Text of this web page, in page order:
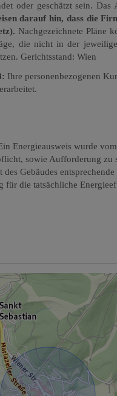
oder geschätzt sein.
darauf hin, dass die
Nachgezeichnete Pläne
die nicht in der
Gerichtsstand: Wien
Ihre personenbezogenen
Energieausweis wurde
sowie Aufforderung zu
Gebäudes
die tatsächliche